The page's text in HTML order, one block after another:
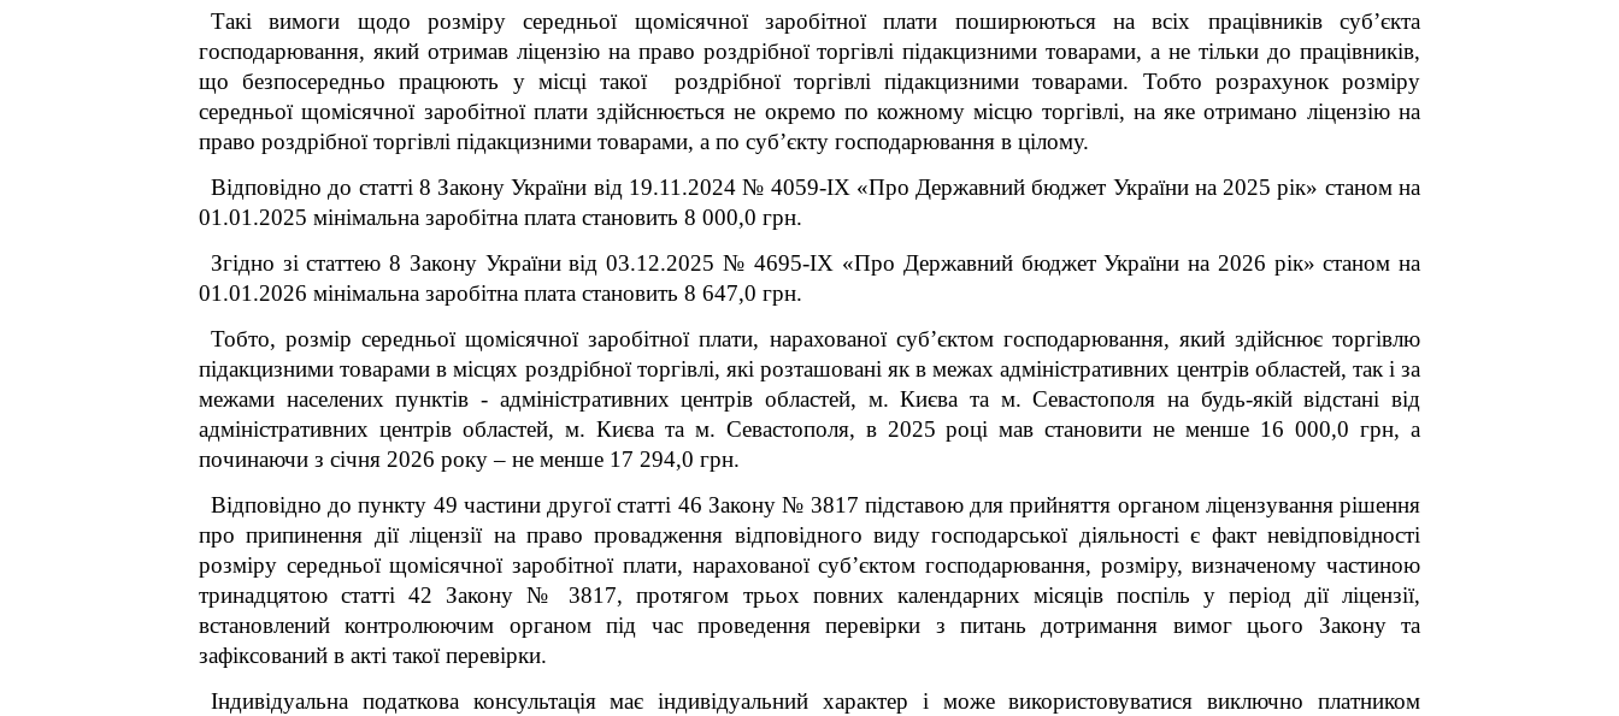
Такі вимоги щодо розміру середньої щомісячної заробітної плати поширюються на всіх працівників суб’єкта
господарювання, який отримав ліцензію на право роздрібної торгівлі підакцизними товарами, а не тільки до працівників,
що безпосередньо працюють у місці такої роздрібної торгівлі підакцизними товарами. Тобто розрахунок розміру
середньої щомісячної заробітної плати здійснюється не окремо по кожному місцю торгівлі, на яке отримано ліцензію на
право роздрібної торгівлі підакцизними товарами, а по суб’єкту господарювання в цілому.
Відповідно до статті 8 Закону України від 19.11.2024 № 4059-ІХ «Про Державний бюджет України на 2025 рік» станом на
01.01.2025 мінімальна заробітна плата становить 8 000,0 грн.
Згідно зі статтею 8 Закону України від 03.12.2025 № 4695-ІХ «Про Державний бюджет України на 2026 рік» станом на
01.01.2026 мінімальна заробітна плата становить 8 647,0 грн.
Тобто, розмір середньої щомісячної заробітної плати, нарахованої суб’єктом господарювання, який здійснює торгівлю
підакцизними товарами в місцях роздрібної торгівлі, які розташовані як в межах адміністративних центрів областей, так і за
межами населених пунктів - адміністративних центрів областей, м. Києва та м. Севастополя на будь-якій відстані від
адміністративних центрів областей, м. Києва та м. Севастополя, в 2025 році мав становити не менше 16 000,0 грн, а
починаючи з січня 2026 року – не менше 17 294,0 грн.
Відповідно до пункту 49 частини другої статті 46 Закону № 3817 підставою для прийняття органом ліцензування рішення
про припинення дії ліцензії на право провадження відповідного виду господарської діяльності є факт невідповідності
розміру середньої щомісячної заробітної плати, нарахованої суб’єктом господарювання, розміру, визначеному частиною
тринадцятою статті 42 Закону № 3817, протягом трьох повних календарних місяців поспіль у період дії ліцензії,
встановлений контролюючим органом під час проведення перевірки з питань дотримання вимог цього Закону та
зафіксований в акті такої перевірки.
Індивідуальна податкова консультація має індивідуальний характер і може використовуватися виключно платником